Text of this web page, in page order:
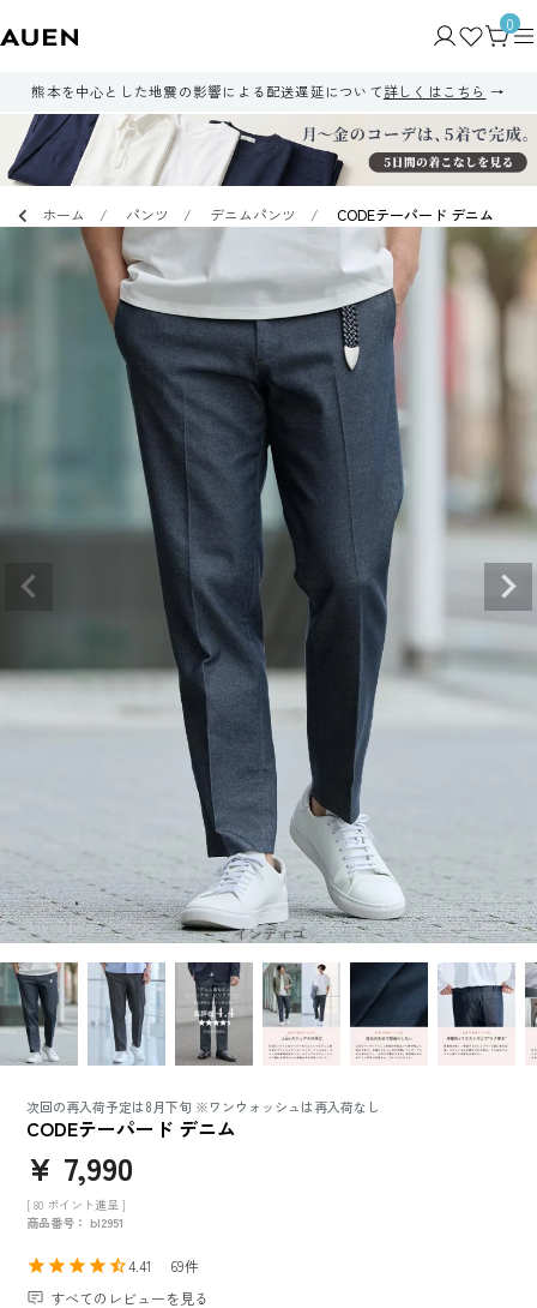
0
熊本を中心とした地震の影響による配送遅延について詳しくはこちら
ホーム パンツ デニムパンツ CODEテーパード デニム
インディゴ
次回の再入荷予定は8月下旬 ※ワンウォッシュは再入荷なし
CODEテーパード デニム
¥ 7,990
[ 80 ポイント進呈 ]
商品番号
bl2951
4.41
69
すべてのレビューを見る